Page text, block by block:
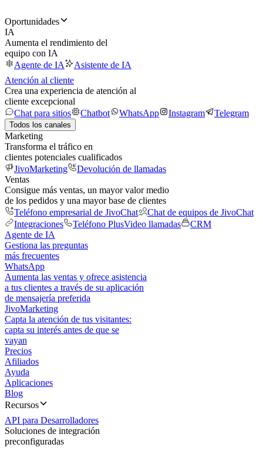
Oportunidades
IA
Aumenta el rendimiento del
equipo con IA
Agente de IA
Asistente de IA
Atención al cliente
Crea una experiencia de atención al
cliente excepcional
Chat para sitios
Chatbot WhatsApp Instagram Telegram
Todos los canales
Marketing
Transforma el tráfico en
clientes potenciales cualificados
JivoMarketing
Devolución de llamadas
Ventas
Consigue más ventas, un mayor valor medio
de los pedidos y una mayor base de clientes
Teléfono empresarial de JivoChat
Chat de equipos de JivoChat
Integraciones
Teléfono PlusVideo llamadas
CRM
Agente de IA
Gestiona las preguntas
más frecuentes
WhatsApp
Aumenta las ventas y ofrece asistencia
a tus clientes a través de su aplicación
de mensajería preferida
JivoMarketing
Capta la atención de tus visitantes:
capta su interés antes de que se
vayan
Precios
Afiliados
Ayuda
Aplicaciones
Blog
Recursos
API para Desarrolladores
Soluciones de integración
preconfiguradas